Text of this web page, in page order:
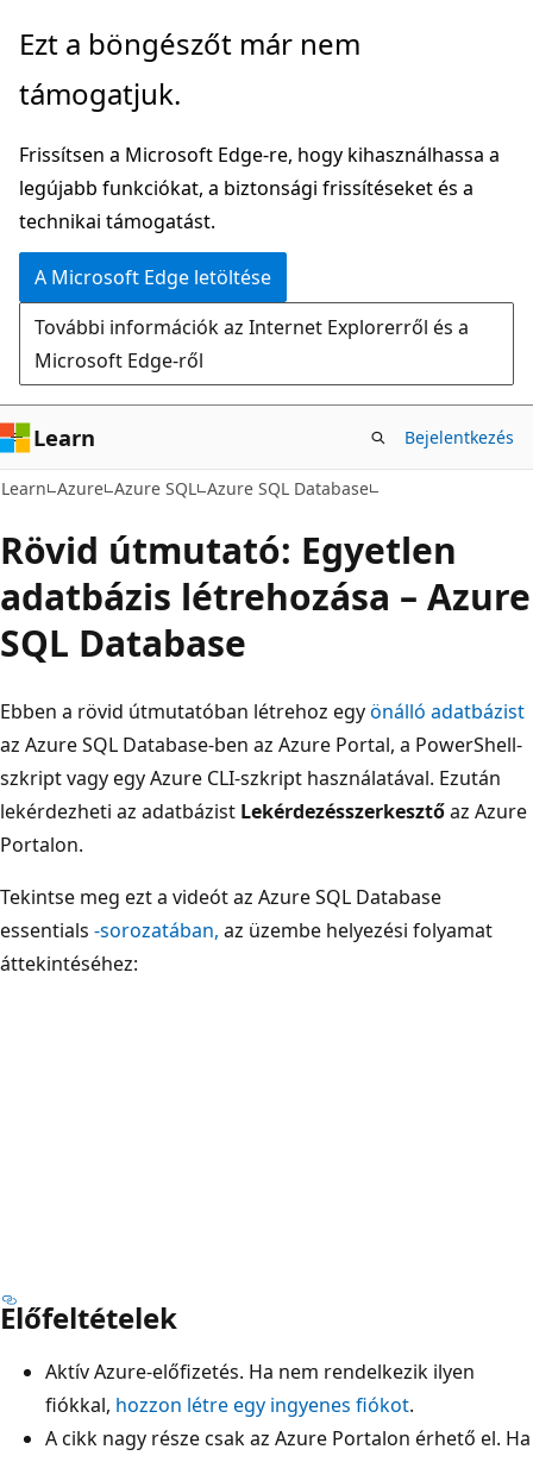
Ugrás
fő
Ezt a böngészőt már nem
támogatjuk.
Frissítsen a Microsoft Edge-re, hogy kihasználhassa a
legújabb funkciókat, a biztonsági frissítéseket és a
technikai támogatást.
A Microsoft Edge letöltése
További információk az Internet Explorerről és a
Microsoft Edge-ről
Learn Bejelentkezés
Learn Azure Azure SQL Azure SQL Database
Rövid útmutató: Egyetlen
adatbázis létrehozása – Azure
SQL Database
Ebben a rövid útmutatóban létrehoz egyönálló adatbázist
az Azure SQL Database-ben az Azure Portal, a PowerShell-
szkript vagy egy Azure CLI-szkript használatával. Ezután
lekérdezheti az adatbázist Lekérdezésszerkesztőaz Azure
Portalon.
Tekintse meg ezt a videót az Azure SQL Database
essentials -sorozatában, az üzembe helyezési folyamat
áttekintéséhez:
Előfeltételek
Aktív Azure-előfizetés. Ha nem rendelkezik ilyen
fiókkal, hozzon létre egy ingyenes fiókot.
A cikk nagy része csak az Azure Portalon érhető el. Ha